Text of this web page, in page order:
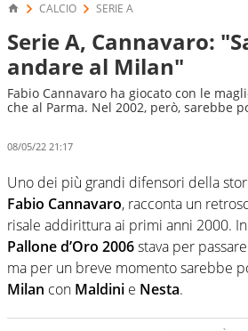
CALCIO SERIE A
Serie A, Cannavaro:
andare al Milan"
Fabio Cannavaro ha giocato con le
che al Parma. Nel 2002, però, sarebbe
08/05/22 21:17
Uno dei più grandi difensori della
Fabio Cannavaro, racconta un
risale addirittura ai primi anni 2000.
Pallone d’Oro 2006stava per
ma per un breve momento sarebbe
Milan con Maldini e Nesta.